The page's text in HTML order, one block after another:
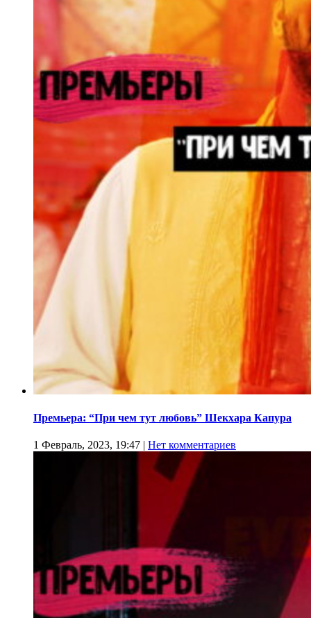
Премьера: “При чем тут любовь” Шекхара Капура
1 Февраль, 2023, 19:47 | Нет комментариев